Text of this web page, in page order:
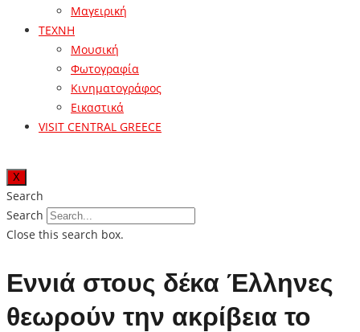
Μαγειρική
ΤΕΧΝΗ
Μουσική
Φωτογραφία
Κινηματογράφος
Εικαστικά
VISIT CENTRAL GREECE
X
Search
Search
Close this search box.
Εννιά στους δέκα Έλληνες
θεωρούν την ακρίβεια το